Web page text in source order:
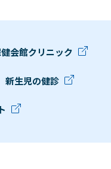
会館クリニック
新生児の健診